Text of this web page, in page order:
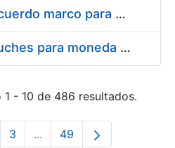
Contratación de acuerdo marco para el Suministro de Material de Electricidad para la Fábrica Nacional de Moneda y Timbre-Real Casa de la Moneda en su centro de trabajo de Burgos
Suministro de estuches para moneda de 30 €
- 10 de 486 resultados.
Páxina
3 ...Páxinas intermedias Use
Páxina
49